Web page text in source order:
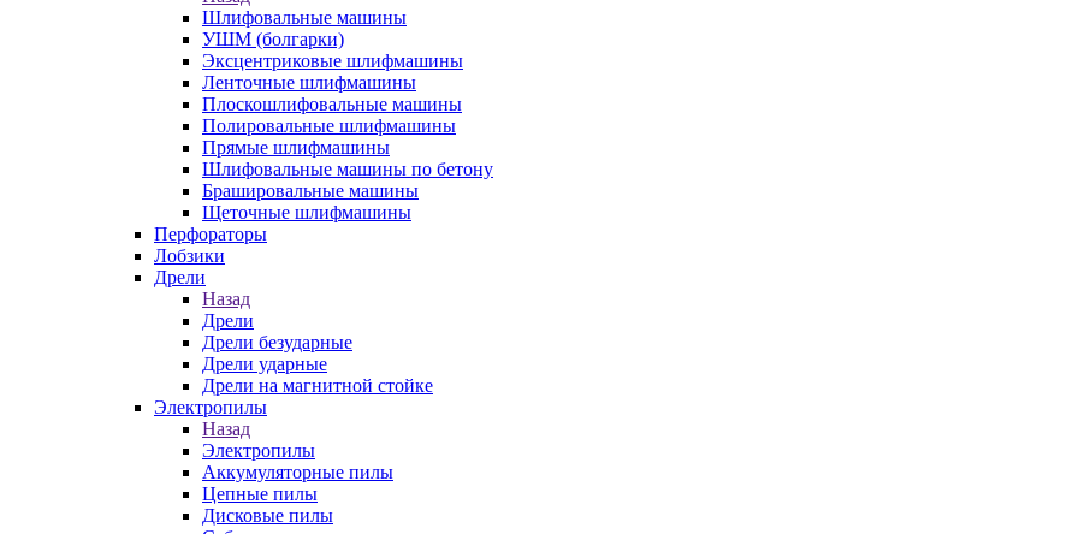
Шлифовальные машины
УШМ (болгарки)
Эксцентриковые шлифмашины
Ленточные шлифмашины
Плоскошлифовальные машины
Полировальные шлифмашины
Прямые шлифмашины
Шлифовальные машины по бетону
Брашировальные машины
Щеточные шлифмашины
Перфораторы
Лобзики
Дрели
Назад
Дрели
Дрели безударные
Дрели ударные
Дрели на магнитной стойке
Электропилы
Назад
Электропилы
Аккумуляторные пилы
Цепные пилы
Дисковые пилы